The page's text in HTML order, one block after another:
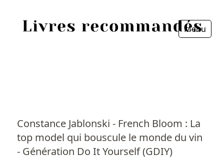
Menu
Constance Jablonski - French Bloom : La
top model qui bouscule le monde du vin
- Génération Do It Yourself (GDIY)
Personnes
Fermer